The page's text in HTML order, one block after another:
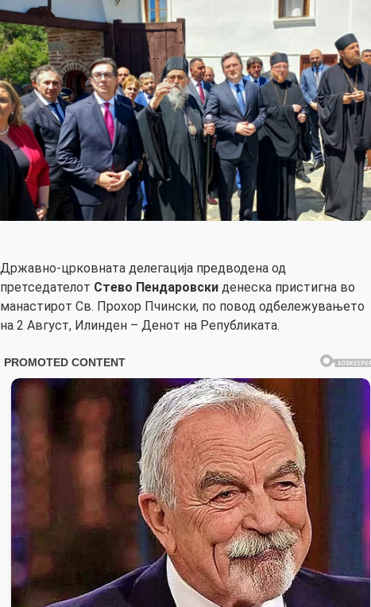
Државно-црковната делегација предводена од
претседателот Стево Пендаровски денеска пристигна во
манастирот Св. Прохор Пчински, по повод одбележувањето
на 2 Август, Илинден – Денот на Републиката.